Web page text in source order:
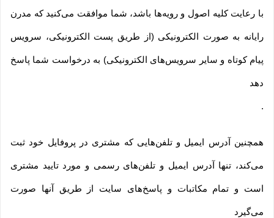
با رعایت کلیه اصول و رویه‏‌ها باشد، شما موافقت می‌‏کنید که مدرن
رایانه به صورت الکترونیکی (از طریق پست الکترونیکی، سرویس
پیام کوتاه و سایر سرویس‌های الکترونیکی) به درخواست شما پاسخ
دهد
.
همچنین آدرس ایمیل و تلفن‌هایی که مشتری در پروفایل خود ثبت
می‌کند، تنها آدرس ایمیل و تلفن‌های رسمی و مورد تایید مشتری
است و تمام مکاتبات و پاسخ‌های سایت از طریق آنها صورت
می‌گیرد